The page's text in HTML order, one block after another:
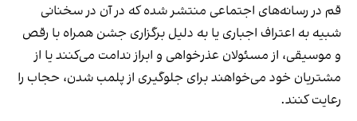
قم در رسانه‌های اجتماعی منتشر شده که در آن در سخنانی
شبیه به اعتراف اجباری یا به دلیل برگزاری جشن همراه با رقص
و موسیقی، از مسئولان عذرخواهی و ابراز ندامت می‌کنند یا از
مشتریان خود می‌خواهند برای جلوگیری از پلمب شدن، حجاب را
رعایت کنند.